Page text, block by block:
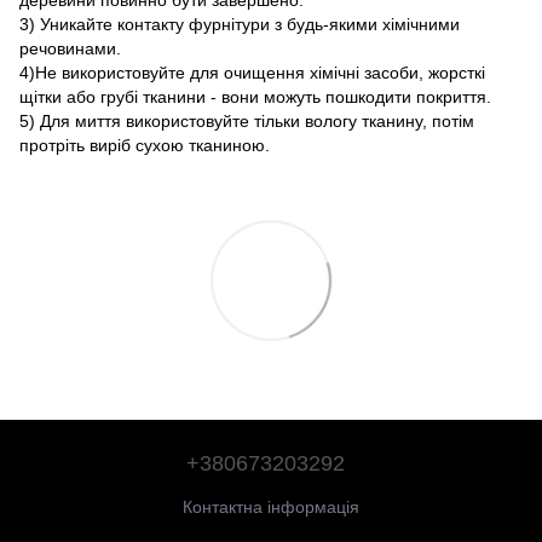
3) Уникайте контакту фурнітури з будь-якими хімічними
речовинами.
4)Не використовуйте для очищення хімічні засоби, жорсткі
щітки або грубі тканини - вони можуть пошкодити покриття.
5) Для миття використовуйте тільки вологу тканину, потім
протріть виріб сухою тканиною.
+380673203292
Контактна інформація